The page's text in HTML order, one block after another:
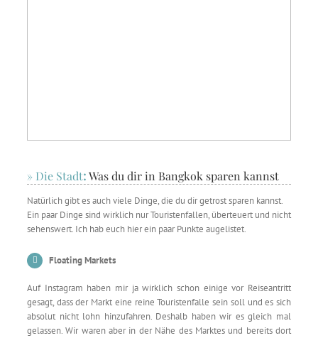
» Die Stadt:Was du dir in Bangkok sparen kannst
Natürlich gibt es auch viele Dinge, die du dir getrost sparen kannst.
Ein paar Dinge sind wirklich nur Touristenfallen, überteuert und nicht
sehenswert. Ich hab euch hier ein paar Punkte augelistet.
Floating Markets
Auf Instagram haben mir ja wirklich schon einige vor Reiseantritt
gesagt, dass der Markt eine reine Touristenfalle sein soll und es sich
absolut nicht lohn hinzufahren. Deshalb haben wir es gleich mal
gelassen. Wir waren aber in der Nähe des Marktes und bereits dort